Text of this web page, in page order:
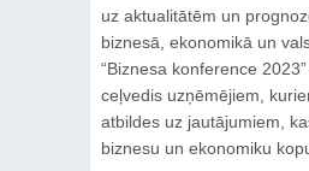
uz aktualitātēm un
biznesā, ekonomikā un
“Biznesa konference
ceļvedis uzņēmējiem,
atbildes uz jautājumiem,
biznesu un ekonomiku